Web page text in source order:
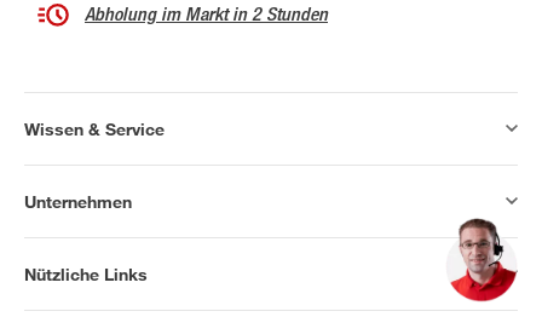
Abholung im Markt in 2 Stunden
Wissen & Service
Unternehmen
Nützliche Links